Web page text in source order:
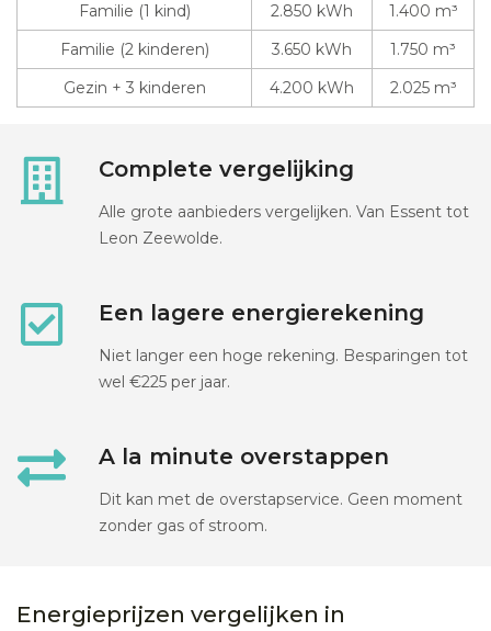
Familie (1 kind)
2.850 kWh
1.400 m³
Familie (2 kinderen)
3.650 kWh
1.750 m³
Gezin + 3 kinderen
4.200 kWh 2.025 m³
Complete vergelijking
Alle grote aanbieders vergelijken. Van Essent tot
Leon Zeewolde.
Een lagere energierekening
Niet langer een hoge rekening. Besparingen tot
wel €225 per jaar.
A la minute overstappen
Dit kan met de overstapservice. Geen moment
zonder gas of stroom.
Energieprijzen vergelijken in